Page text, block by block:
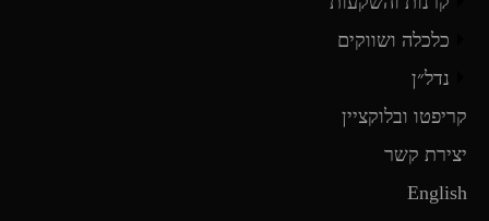
כלכלה ושווקים
נדל״ן
קריפטו ובלוקציין
יצירת קשר
English